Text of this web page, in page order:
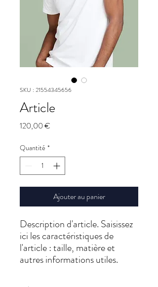
SKU : 21554345656
Article
120,00 €
Quantité *
Ajouter au panier
Description d'article. Saisissez
ici les caractéristiques de
l'article : taille, matière et
autres informations utiles.